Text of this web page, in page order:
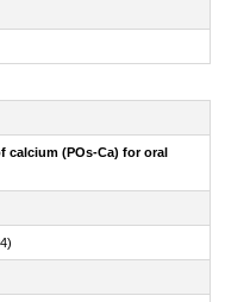
(POs-Ca) for oral